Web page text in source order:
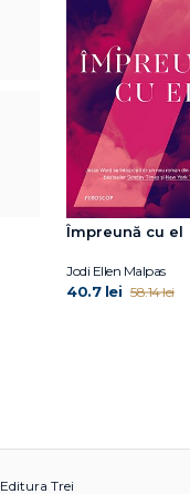
Împreună cu el
Jodi Ellen Malpas
40.7 lei 58.14 lei
Editura Trei